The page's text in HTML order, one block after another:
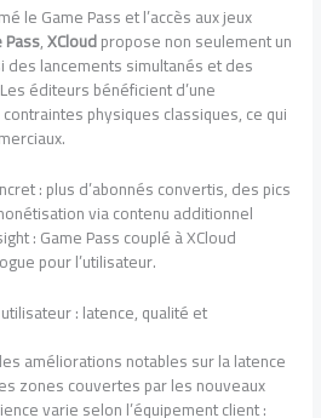
le Game Pass et l’accès aux jeux
Pass,XCloudpropose non seulement un
des lancements simultanés et des
éditeurs bénéficient d’une
physiques classiques, ce qui
: plus d’abonnés convertis, des pics
via contenu additionnel
: Game Pass couplé à XCloud
pour l’utilisateur.
: latence, qualité et
améliorations notables sur la latence
zones couvertes par les nouveaux
varie selon l’équipement client :